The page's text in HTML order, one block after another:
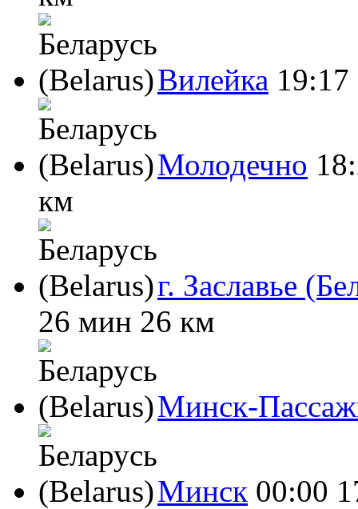
Вилейка 19:17
Молодечно
км
г. Заславье
26 мин 26 км
Минск-
Минск 00:00